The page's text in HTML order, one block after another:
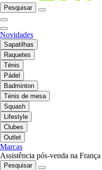
Pesquisar
Novidades
Sapatilhas
Raquetes
Ténis
Pádel
Badminton
Ténis de mesa
Squash
Lifestyle
Clubes
Outlet
Marcas
Assistência pós-venda na França
Pesquisar